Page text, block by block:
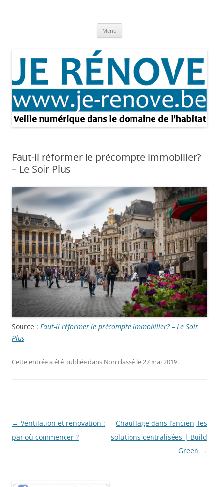
Menu
Faut-il réformer le précompte immobilier?
– Le Soir Plus
Source : Faut-il réformer le précompte immobilier? – Le Soir
Plus
Cette entrée a été publiée dans Non classé le27 mai 2019 .
Navigation
des
← Ventilation et rénovation :
par où commencer ?
Chauffage dans l’ancien, les
solutions centralisées | Build
Green →